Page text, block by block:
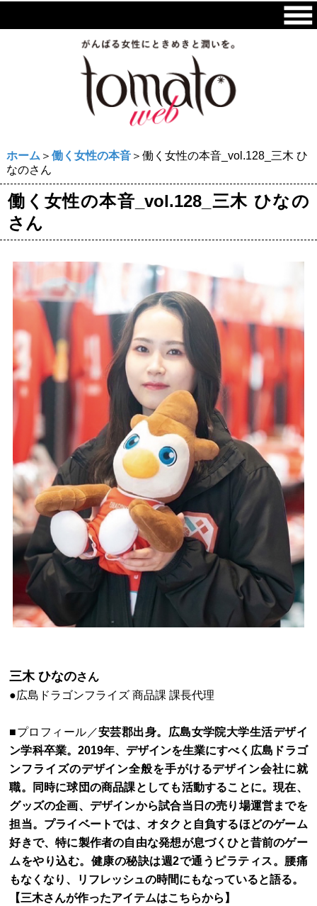
ホーム ＞ 働く女性の本音＞働く女性の本音_vol.128_三木 ひ
なのさん
働く女性の本音_vol.128_三木 ひなの
さん
三木 ひなのさん
●広島ドラゴンフライズ 商品課 課長代理
■プロフィール／安芸郡出身。広島女学院大学生活デザイ
ン学科卒業。2019年、デザインを生業にすべく広島ドラゴ
ンフライズのデザイン全般を手がけるデザイン会社に就
職。同時に球団の商品課としても活動することに。現在、
グッズの企画、デザインから試合当日の売り場運営までを
担当。プライベートでは、オタクと自負するほどのゲーム
好きで、特に製作者の自由な発想が息づくひと昔前のゲー
ムをやり込む。健康の秘訣は週2で通うピラティス。腰痛
もなくなり、リフレッシュの時間にもなっていると語る。
【三木さんが作ったアイテムはこちらから】